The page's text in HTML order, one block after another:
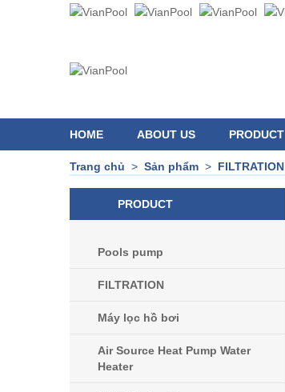
HOME ABOUT US PRODUCT
Trang chủ > Sản phẩm > FILTRATION
PRODUCT
Pools pump
FILTRATION
Máy lọc hồ bơi
Air Source Heat Pump Water
Heater